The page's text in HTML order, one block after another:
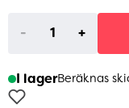
- +
I lagerBeräknas